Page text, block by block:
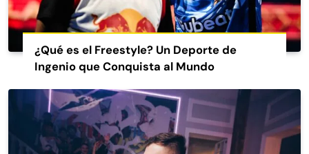
¿Qué es el Freestyle? Un Deporte de
Ingenio que Conquista al Mundo